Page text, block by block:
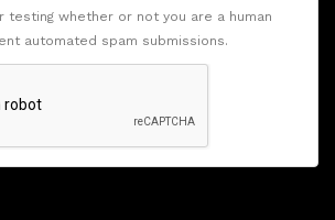
testing whether or not you are a human
automated spam submissions.